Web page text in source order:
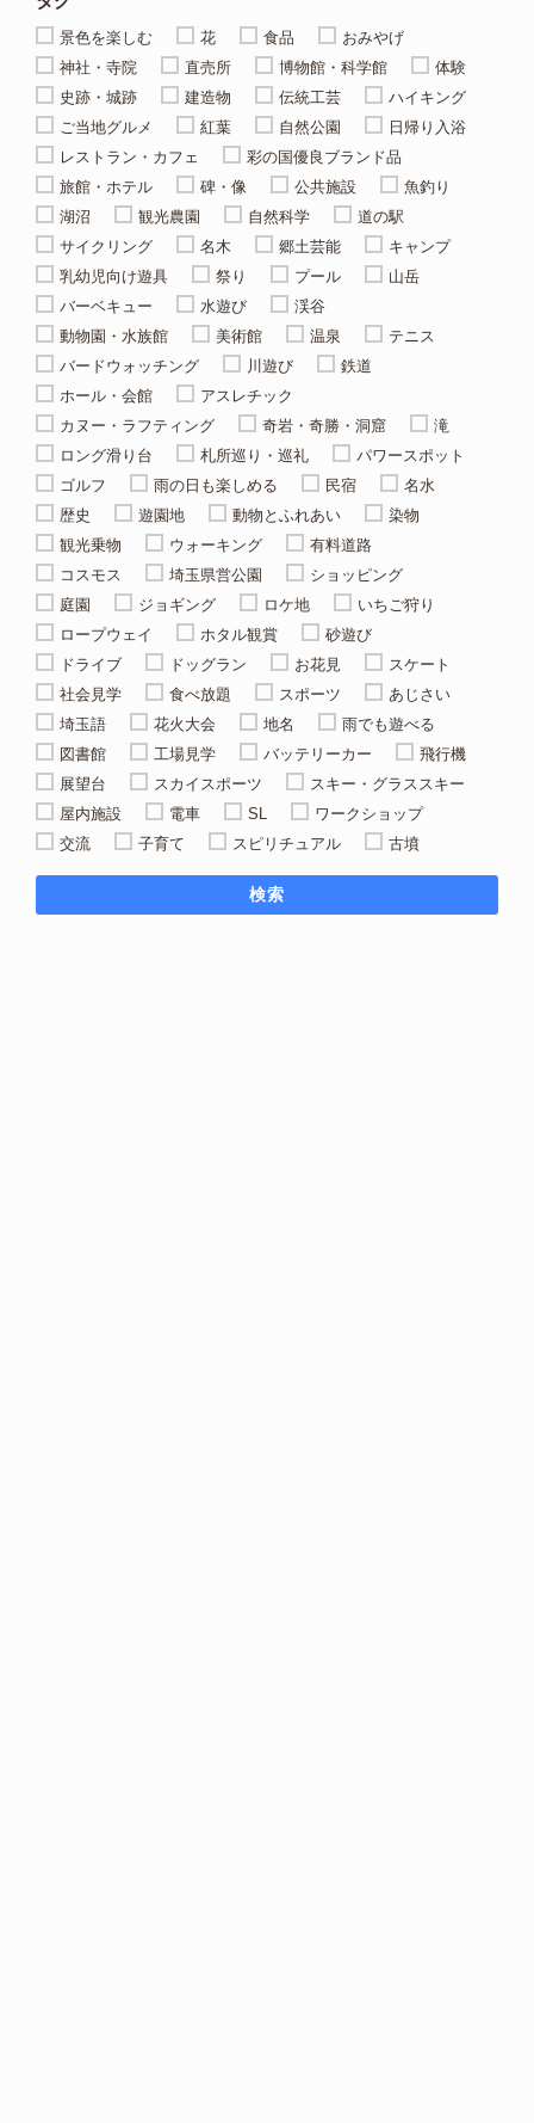
景色を楽しむ 花 食品
おみやげ
神社・寺院
直売所 博物館・科学館
体験
史跡・城跡
建造物 伝統工芸
ハイキング
ご当地グルメ
紅葉 自然公園
日帰り入浴
レストラン・カフェ
彩の国優良ブランド品
旅館・ホテル
碑・像 公共施設
魚釣り
湖沼
観光農園 自然科学
道の駅
サイクリング
名木 郷土芸能
キャンプ
乳幼児向け遊具
祭り プール
山岳
バーベキュー
水遊び
渓谷
動物園・水族館
美術館 温泉
テニス
バードウォッチング
川遊び
鉄道
ホール・会館
アスレチック
カヌー・ラフティング
奇岩・奇勝・洞窟
滝
ロング滑り台
札所巡り・巡礼
パワースポット
ゴルフ
雨の日も楽しめる 民宿
名水
歴史
遊園地 動物とふれあい
染物
観光乗物
ウォーキング
有料道路
コスモス
埼玉県営公園
ショッピング
庭園
ジョギング ロケ地
いちご狩り
ロープウェイ
ホタル観賞
砂遊び
ドライブ
ドッグラン お花見
スケート
社会見学
食べ放題 スポーツ
あじさい
埼玉語
花火大会 地名
雨でも遊べる
図書館
工場見学 バッテリーカー
飛行機
展望台
スカイスポーツ
スキー・グラススキー
屋内施設
電車 SL
ワークショップ
交流
子育て スピリチュアル 古墳
検索